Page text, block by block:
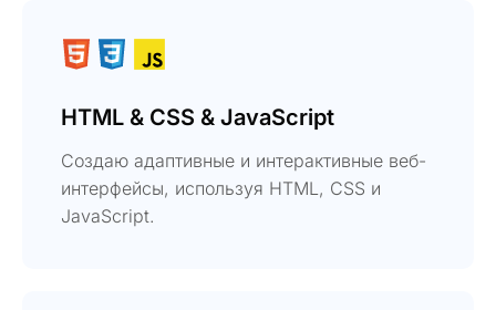
HTML & CSS & JavaScript
Создаю адаптивные и интерактивные веб-
интерфейсы, используя HTML, CSS и
JavaScript.